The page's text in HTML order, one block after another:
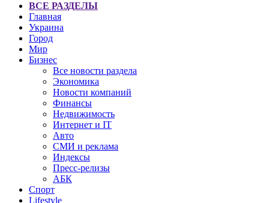
ВСЕ РАЗДЕЛЫ
Главная
Украина
Город
Мир
Бизнес
Все новости раздела
Экономика
Новости компаний
Финансы
Недвижимость
Интернет и IT
Авто
СМИ и реклама
Индексы
Пресс-релизы
АБК
Спорт
Lifestyle